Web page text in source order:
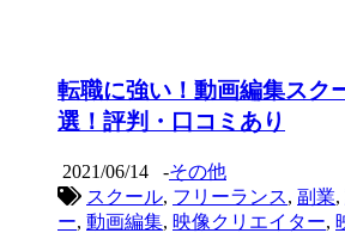
転職に強い！動画編集スク
選！評判・口コミあり
2021/06/14 -その他
スクール, フリーランス, 副業,
ー, 動画編集, 映像クリエイター,